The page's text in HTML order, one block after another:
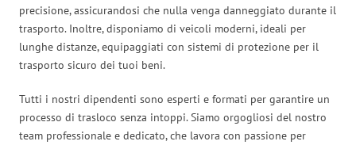
precisione, assicurandosi che nulla venga danneggiato durante il
trasporto. Inoltre, disponiamo di veicoli moderni, ideali per
lunghe distanze, equipaggiati con sistemi di protezione per il
trasporto sicuro dei tuoi beni.
Tutti i nostri dipendenti sono esperti e formati per garantire un
processo di trasloco senza intoppi. Siamo orgogliosi del nostro
team professionale e dedicato, che lavora con passione per